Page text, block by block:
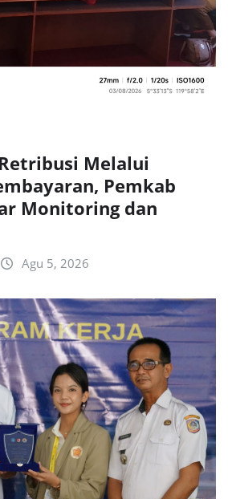
Melalui
Pemkab
Monitoring dan
Agu 5, 2026